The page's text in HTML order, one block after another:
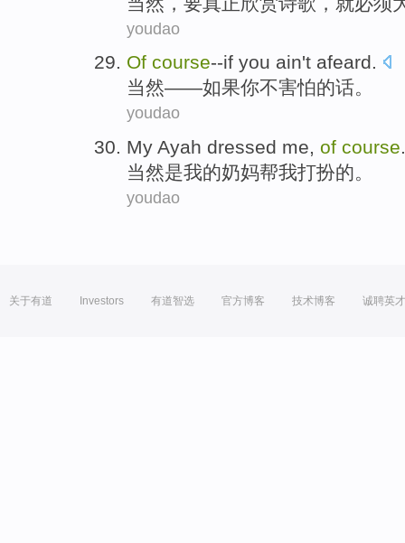
youdao
Of course--if you ain't afeard.
当然——如果你不害怕的话。
youdao
My Ayah dressed me, of course.
当然是我的奶妈帮我打扮的。
youdao
关于有道 Investors 有道智选 官方博客 技术博客 诚聘英才